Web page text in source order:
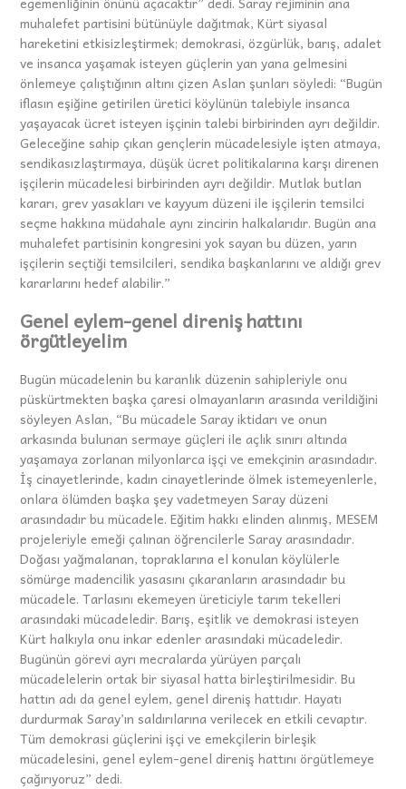
muhalefet partisini bütünüyle dağıtmak, Kürt siyasal
hareketini etkisizleştirmek; demokrasi, özgürlük, barış, adalet
ve insanca yaşamak isteyen güçlerin yan yana gelmesini
önlemeye çalıştığının altını çizen Aslan şunları söyledi: “Bugün
iflasın eşiğine getirilen üretici köylünün talebiyle insanca
yaşayacak ücret isteyen işçinin talebi birbirinden ayrı değildir.
Geleceğine sahip çıkan gençlerin mücadelesiyle işten atmaya,
sendikasızlaştırmaya, düşük ücret politikalarına karşı direnen
işçilerin mücadelesi birbirinden ayrı değildir. Mutlak butlan
kararı, grev yasakları ve kayyum düzeni ile işçilerin temsilci
seçme hakkına müdahale aynı zincirin halkalarıdır. Bugün ana
muhalefet partisinin kongresini yok sayan bu düzen, yarın
işçilerin seçtiği temsilcileri, sendika başkanlarını ve aldığı grev
kararlarını hedef alabilir.”
Genel eylem-genel direniş hattını
örgütleyelim
Bugün mücadelenin bu karanlık düzenin sahipleriyle onu
püskürtmekten başka çaresi olmayanların arasında verildiğini
söyleyen Aslan, “Bu mücadele Saray iktidarı ve onun
arkasında bulunan sermaye güçleri ile açlık sınırı altında
yaşamaya zorlanan milyonlarca işçi ve emekçinin arasındadır.
İş cinayetlerinde, kadın cinayetlerinde ölmek istemeyenlerle,
onlara ölümden başka şey vadetmeyen Saray düzeni
arasındadır bu mücadele. Eğitim hakkı elinden alınmış, MESEM
projeleriyle emeği çalınan öğrencilerle Saray arasındadır.
Doğası yağmalanan, topraklarına el konulan köylülerle
sömürge madencilik yasasını çıkaranların arasındadır bu
mücadele. Tarlasını ekemeyen üreticiyle tarım tekelleri
arasındaki mücadeledir. Barış, eşitlik ve demokrasi isteyen
Kürt halkıyla onu inkar edenler arasındaki mücadeledir.
Bugünün görevi ayrı mecralarda yürüyen parçalı
mücadelelerin ortak bir siyasal hatta birleştirilmesidir. Bu
hattın adı da genel eylem, genel direniş hattıdır. Hayatı
durdurmak Saray’ın saldırılarına verilecek en etkili cevaptır.
Tüm demokrasi güçlerini işçi ve emekçilerin birleşik
mücadelesini, genel eylem-genel direniş hattını örgütlemeye
çağırıyoruz” dedi.